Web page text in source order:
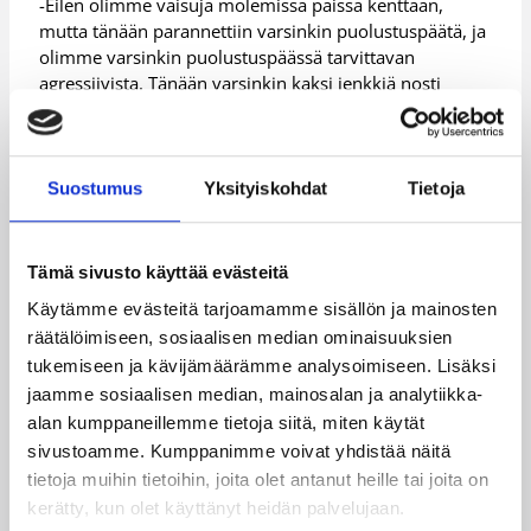
Suostumus Yksityiskohdat Tietoja
Tämä sivusto käyttää evästeitä
Käytämme evästeitä tarjoamamme sisällön ja mainosten
räätälöimiseen, sosiaalisen median ominaisuuksien
tukemiseen ja kävijämäärämme analysoimiseen. Lisäksi
jaamme sosiaalisen median, mainosalan ja analytiikka-
alan kumppaneillemme tietoja siitä, miten käytät
sivustoamme. Kumppanimme voivat yhdistää näitä
tietoja muihin tietoihin, joita olet antanut heille tai joita on
kerätty, kun olet käyttänyt heidän palvelujaan.
mutta tänään parannettiin varsinkin puolustuspäätä, ja
olimme varsinkin puolustuspäässä tarvittavan
agressiivista. Tänään varsinkin kaksi jenkkiä nosti
tasoa, mikä nosti meidät voittoon, ViVen luotsi Jarkko
Havu kommentoi.
Peli-Karhujen tehoista vastasivat Roosa Lehtoranta (19)
ja Dominique Mosley (20/14).
Päivitetty01.11.2015
Henkilöt
Adrianne Thomas
Alexyz Vaioletama
Danielle Ballard
Dominique Mosley